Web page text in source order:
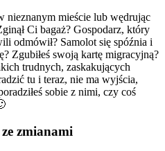
nieznanym mieście lub wędrując
Ci bagaż? Gospodarz, który
odmówił? Samolot się spóźnia i
Zgubiłeś swoją kartę migracyjną?
trudnych, zaskakujących
tu i teraz, nie ma wyjścia,
sobie z nimi, czy coś
zmianami